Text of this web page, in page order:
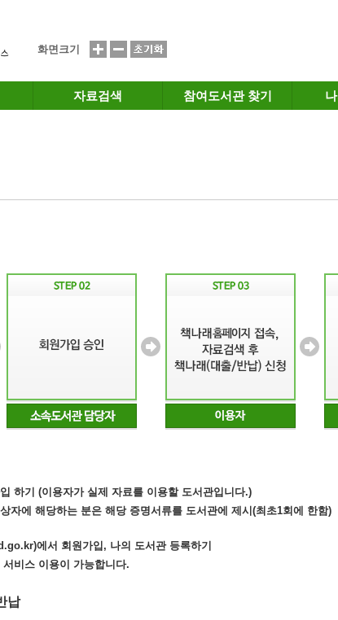
화면크기
자료검색 참여도서관 찾기
하기 (이용자가 실제 자료를 이용할 도서관입니다.)
자에 해당하는 분은 해당 증명서류를 도서관에 제시(최초1회에 한함)
에서 회원가입, 나의 도서관 등록하기
비스 이용이 가능합니다.
납